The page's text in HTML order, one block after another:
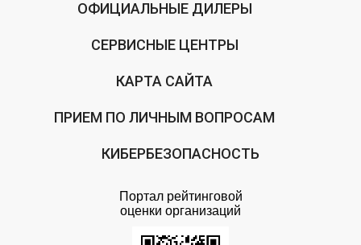
ОФИЦИАЛЬНЫЕ ДИЛЕРЫ
СЕРВИСНЫЕ ЦЕНТРЫ
КАРТА САЙТА
ПРИЕМ ПО ЛИЧНЫМ ВОПРОСАМ
КИБЕРБЕЗОПАСНОСТЬ
Портал рейтинговой
оценки организаций